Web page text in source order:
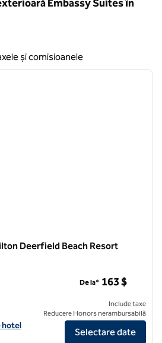
Embassy Suites în
și comisioanele
Deerfield Beach Resort
pentru Embassy Suites by Hilton
hotel
De la* 163 $
Include taxe
Reducere Honors nerambursabilă
Selectare date